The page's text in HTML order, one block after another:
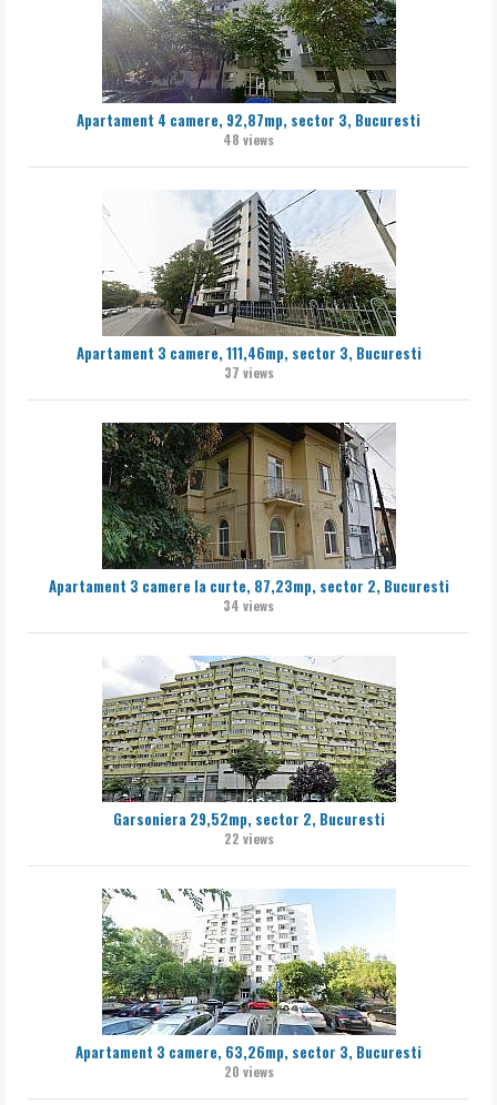
Apartament 4 camere, 92,87mp, sector 3, Bucuresti
48 views
Apartament 3 camere, 111,46mp, sector 3, Bucuresti
37 views
Apartament 3 camere la curte, 87,23mp, sector 2, Bucuresti
34 views
Garsoniera 29,52mp, sector 2, Bucuresti
22 views
Apartament 3 camere, 63,26mp, sector 3, Bucuresti
20 views